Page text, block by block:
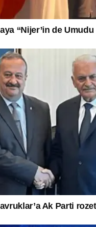
“Nijer’in de
Ak Parti